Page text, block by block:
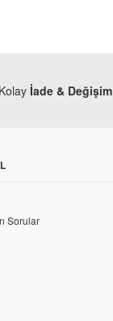
Kolay İade & Değişim
Sorular